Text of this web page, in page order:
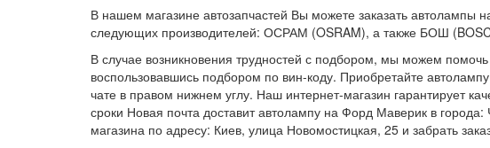
В нашем магазине автозапчастей Вы можете заказать
следующих производителей: ОСРАМ (OSRAM), а также БОШ
В случае возникновения трудностей с подбором, мы можем
воспользовавшись подбором по вин-коду. Приобретайте
чате в правом нижнем углу. Наш интернет-магазин гарантирует
сроки Новая почта доставит автолампу на Форд Маверик в
магазина по адресу: Киев, улица Новомостицкая, 25 и забрать